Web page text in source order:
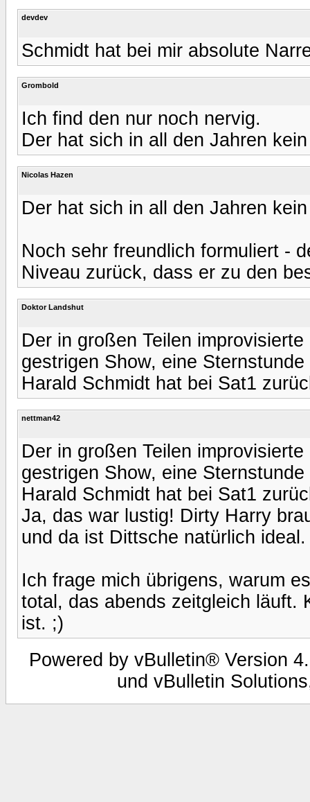
devdev
Schmidt hat bei mir absolute
Grombold
Ich find den nur noch nervig.
Der hat sich in all den Jahren
Nicolas Hazen
Der hat sich in all den Jahren
Noch sehr freundlich formuliert -
Niveau zurück, dass er zu den
Doktor Landshut
Der in großen Teilen
gestrigen Show, eine
Harald Schmidt hat bei Sat1
nettman42
Der in großen Teilen
gestrigen Show, eine
Harald Schmidt hat bei Sat1
Ja, das war lustig! Dirty Harry
und da ist Dittsche natürlich ideal.
Ich frage mich übrigens, warum
total, das abends zeitgleich läuft.
ist. ;)
Powered by vBulletin® Version
und vBulletin